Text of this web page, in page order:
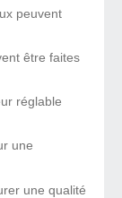
peuvent
être faites
réglable
une
une qualité